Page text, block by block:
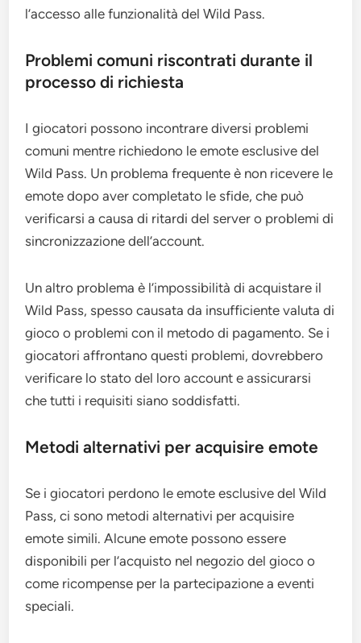
l’accesso alle funzionalità del Wild Pass.
Problemi comuni riscontrati durante il
processo di richiesta
I giocatori possono incontrare diversi problemi
comuni mentre richiedono le emote esclusive del
Wild Pass. Un problema frequente è non ricevere le
emote dopo aver completato le sfide, che può
verificarsi a causa di ritardi del server o problemi di
sincronizzazione dell’account.
Un altro problema è l’impossibilità di acquistare il
Wild Pass, spesso causata da insufficiente valuta di
gioco o problemi con il metodo di pagamento. Se i
giocatori affrontano questi problemi, dovrebbero
verificare lo stato del loro account e assicurarsi
che tutti i requisiti siano soddisfatti.
Metodi alternativi per acquisire emote
Se i giocatori perdono le emote esclusive del Wild
Pass, ci sono metodi alternativi per acquisire
emote simili. Alcune emote possono essere
disponibili per l’acquisto nel negozio del gioco o
come ricompense per la partecipazione a eventi
speciali.